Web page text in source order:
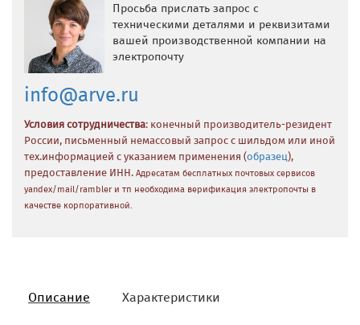
Просьба прислать запрос с
техническими деталями и реквизитами
вашей производственной компании на
электропочту
info@arve.ru
Условия сотрудничества: конечный производитель-резидент
России, письменный немассовый запрос с шильдом или иной
тех.информацией с указанием применения (образец),
предоставление ИНН. Адресатам бесплатных почтовых сервисов
yandex/mail/rambler и тп необходима верификация электропочты в
качестве корпоративной.
Описание Характеристики